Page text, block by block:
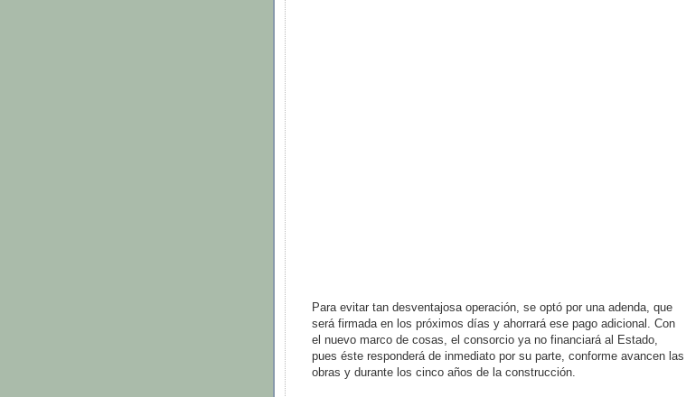
Para evitar tan desventajosa operación, se optó por una adenda, que
será firmada en los próximos días y ahorrará ese pago adicional. Con
el nuevo marco de cosas, el consorcio ya no financiará al Estado,
pues éste responderá de inmediato por su parte, conforme avancen las
obras y durante los cinco años de la construcción.